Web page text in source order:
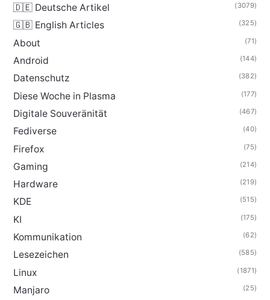
🇩🇪 Deutsche Artikel (3079)
🇬🇧 English Articles (325)
About (71)
Android (144)
Datenschutz (382)
Diese Woche in Plasma (177)
Digitale Souveränität (467)
Fediverse (40)
Firefox (75)
Gaming (214)
Hardware (219)
KDE (515)
KI (175)
Kommunikation (62)
Lesezeichen (585)
Linux (1871)
Manjaro (25)